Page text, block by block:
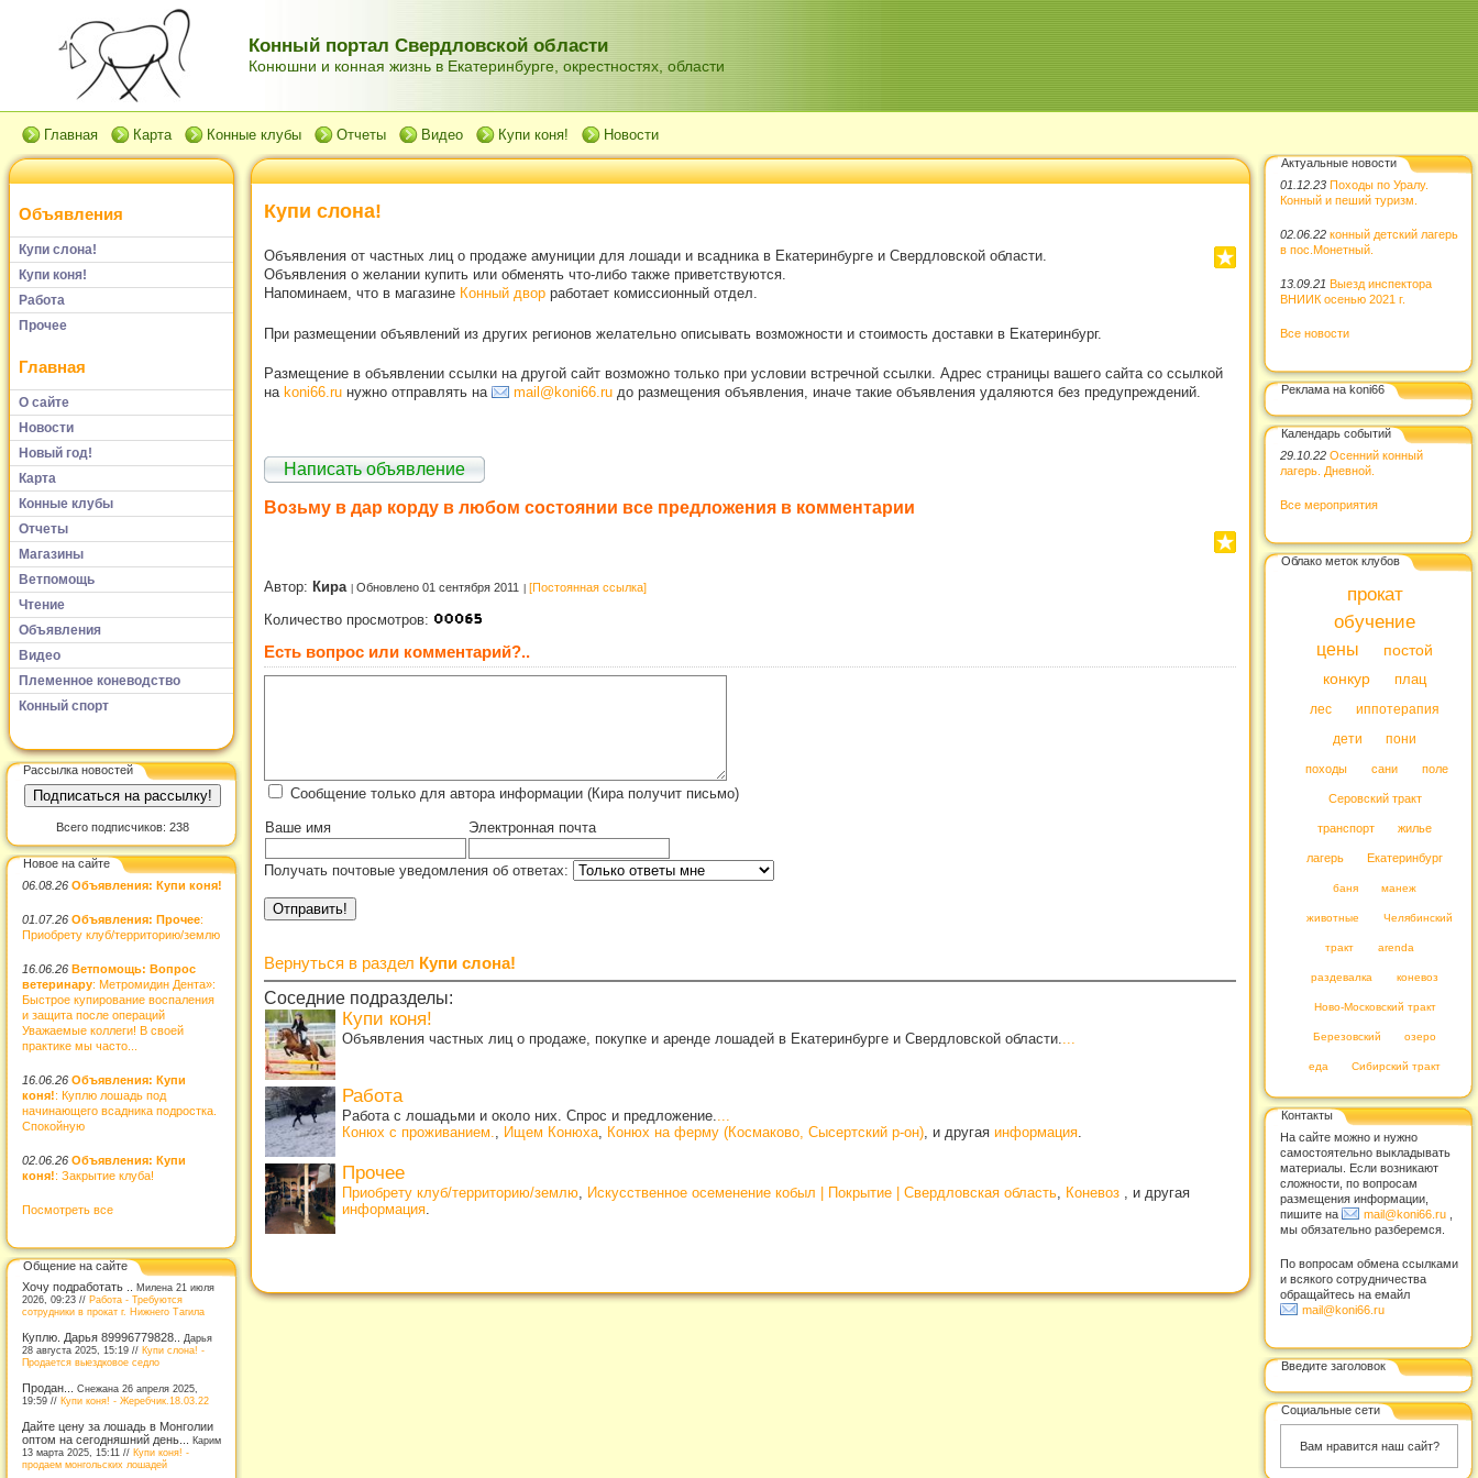
Конный портал Свердловской области
Конюшни и конная жизнь в Екатеринбурге, окрестностях, области
Главная Карта Конные клубы Отчеты Видео Купи коня! Новости
Объявления
Купи слона!
Купи коня!
Работа
Прочее
Главная
О сайте
Новости
Новый год!
Карта
Конные клубы
Отчеты
Магазины
Ветпомощь
Чтение
Объявления
Видео
Племенное коневодство
Конный спорт
Рассылка новостей
Всего подписчиков: 238
Новое на сайте
06.08.26 Объявления: Купи коня!
01.07.26 Объявления: Прочее:
Приобрету клуб/территорию/землю
16.06.26 Ветпомощь: Вопрос
ветеринару: Метромидин Дента»:
Быстрое купирование воспаления
и защита после операций
Уважаемые коллеги! В своей
практике мы часто...
16.06.26 Объявления: Купи
коня!: Куплю лошадь под
начинающего всадника подростка.
Спокойную
02.06.26 Объявления: Купи
коня!: Закрытие клуба!
Посмотреть все
Общение на сайте
Хочу подработать .. Милена 21 июля
2026, 09:23 // Работа - Требуются
сотрудники в прокат г. Нижнего Тагила
Куплю. Дарья 89996779828..
Дарья
28 августа 2025, 15:19 // Купи слона! -
Продается выездковое седло
Продан... Снежана 26 апреля 2025,
19:59 // Купи коня! - Жеребчик.18.03.22
Дайте цену за лошадь в Монголии
оптом на сегодняшний день... Карим
13 марта 2025, 15:11 // Купи коня! -
продаем монгольских лошадей
Купи слона!
Объявления от частных лиц о продаже амуниции для лошади и всадника в Екатеринбурге и Свердловской области.
Объявления о желании купить или обменять что-либо также приветствуются.
Напоминаем, что в магазине Конный двор работает комиссионный отдел.
При размещении объявлений из других регионов желательно описывать возможности и стоимость доставки в Екатеринбург.
Размещение в объявлении ссылки на другой сайт возможно только при условии встречной ссылки. Адрес страницы вашего сайта со ссылкой
на koni66.ru нужно отправлять на mail@koni66.ru до размещения объявления, иначе такие объявления удаляются без предупреждений.
Написать объявление
Возьму в дар корду в любом состоянии все предложения в комментарии
Автор: Кира Обновлено 01 сентября 2011 [Постоянная ссылка]
Количество просмотров:
Есть вопрос или комментарий?..
Сообщение только для автора информации (Кира получит письмо)
Ваше имя Электронная почта
Получать почтовые уведомления об ответах:
Вернуться в раздел Купи слона!
Соседние подразделы:
Купи коня!
Объявления частных лиц о продаже, покупке и аренде лошадей в Екатеринбурге и Свердловской области....
Работа
Работа с лошадьми и около них. Спрос и предложение....
Конюх с проживанием., Ищем Конюха, Конюх на ферму (Космаково, Сысертский р-он), и другая информация.
Прочее
Приобрету клуб/территорию/землю, Искусственное осеменение кобыл | Покрытие | Свердловская область, Коневоз , и другая
информация.
Актуальные новости
01.12.23 Походы по Уралу.
Конный и пеший туризм.
02.06.22 конный детский лагерь
в пос.Монетный.
13.09.21 Выезд инспектора
ВНИИК осенью 2021 г.
Все новости
Реклама на koni66
Календарь событий
29.10.22 Осенний конный
лагерь. Дневной.
Все мероприятия
Облако меток клубов
прокат
обучение
цены
постой
конкур
плац
лес
иппотерапия
дети
пони
походы сани поле
Серовский тракт
транспорт жилье
лагерь Екатеринбург
баня манеж
животные Челябинский
тракт arenda
раздевалка коневоз
Ново-Московский тракт
Березовский озеро
еда Сибирский тракт
Контакты
На сайте можно и нужно
самостоятельно выкладывать
материалы. Если возникают
сложности, по вопросам
размещения информации,
пишите на
mail@koni66.ru
мы обязательно разберемся.
По вопросам обмена ссылками
и всякого сотрудничества
обращайтесь на емайл
mail@koni66.ru
Введите заголовок
Социальные сети
Вам нравится наш сайт?